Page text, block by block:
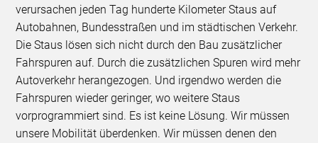
verursachen jeden Tag hunderte Kilometer Staus auf
Autobahnen, Bundesstraßen und im städtischen Verkehr.
Die Staus lösen sich nicht durch den Bau zusätzlicher
Fahrspuren auf. Durch die zusätzlichen Spuren wird mehr
Autoverkehr herangezogen. Und irgendwo werden die
Fahrspuren wieder geringer, wo weitere Staus
vorprogrammiert sind. Es ist keine Lösung. Wir müssen
unsere Mobilität überdenken. Wir müssen denen den